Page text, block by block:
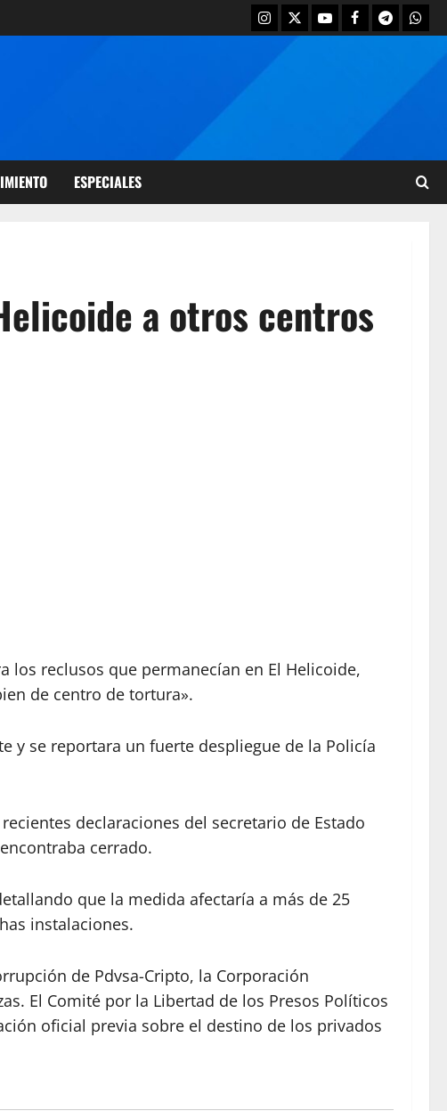
ESPECIALES
a otros centros
reclusos que permanecían en El Helicoide,
de centro de tortura».
y se reportara un fuerte despliegue de la Policía
declaraciones del secretario de Estado
cerrado.
que la medida afectaría a más de 25
instalaciones.
de Pdvsa-Cripto, la Corporación
El Comité por la Libertad de los Presos Políticos
oficial previa sobre el destino de los privados